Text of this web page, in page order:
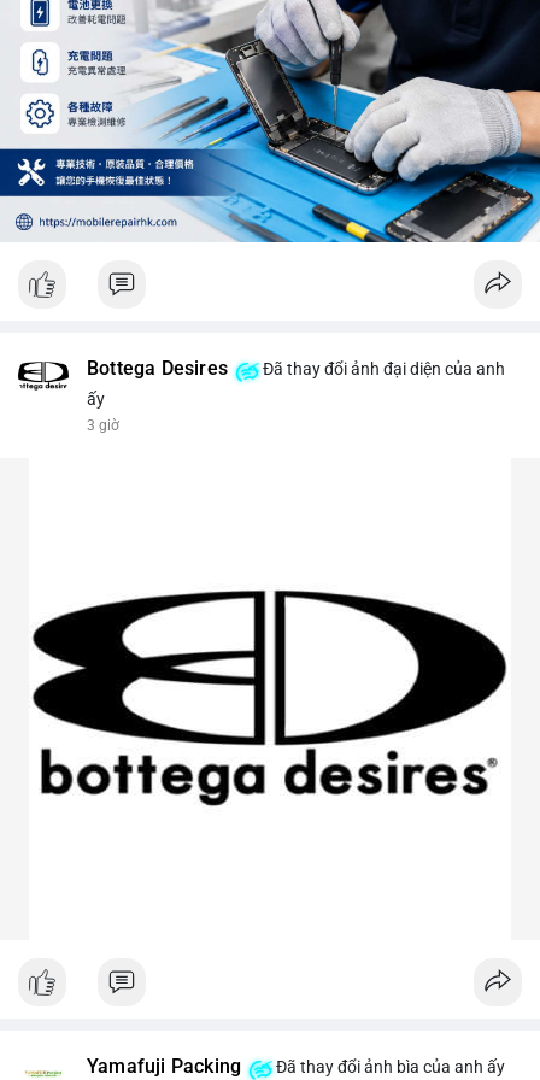
Bottega Desires
Đã thay đổi ảnh đại diện của anh
ấy
3 giờ
Yamafuji Packing Đã thay đổi ảnh bìa của anh ấy